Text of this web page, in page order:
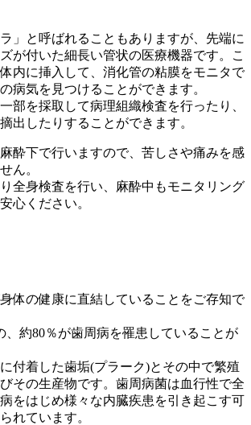
」と呼ばれることもありますが、先端に
が付いた細長い管状の医療機器です。こ
内に挿入して、消化管の粘膜をモニタで
病気を見つけることができます。
部を採取して病理組織検査を行ったり、
出したりすることができます。
酔下で行いますので、苦しさや痛みを感
ん。
全身検査を行い、麻酔中もモニタリング
心ください。
体の健康に直結していることをご存知で
、約80％が歯周病を罹患していることが
付着した歯垢(プラーク)とその中で繁殖
その生産物です。歯周病菌は血行性で全
をはじめ様々な内臓疾患を引き起こす可
れています。